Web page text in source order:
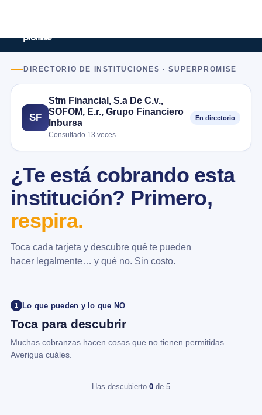
DIRECTORIO DE INSTITUCIONES · SUPERPROMISE
SF
Stm Financial, S.a De C.v.,
SOFOM, E.r., Grupo Financiero
Inbursa
Consultado 13 veces
En directorio
¿Te está cobrando esta
institución? Primero,
respira.
Toca cada tarjeta y descubre qué te pueden
hacer legalmente… y qué no. Sin costo.
1 Lo que pueden y lo que NO
Toca para descubrir
Muchas cobranzas hacen cosas que no tienen permitidas.
Averigua cuáles.
Has descubierto 0 de 5